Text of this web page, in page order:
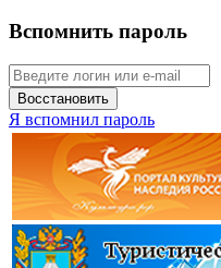
Вспомнить пароль
Восстановить
Я вспомнил пароль